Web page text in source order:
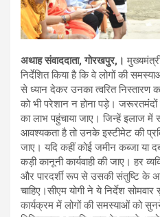
अथाह संवाददाता, गोरखपुर,।
निर्देशित किया है कि वे लोगों की
से ध्यान देकर उनका त्वरित निस्तारण
को भी परेशान न होना पड़े।
का लाभ पहुंचाया जाए। जिन्हें इलाज में
आवश्यकता है तो उनके इस्टीमेट की
जाए। यदि कहीं कोई जमीन कब्जा या
कड़ी कानूनी कार्यवाही की जाए। हर
और पारदर्शी रूप से उसकी संतुष्टि के
चाहिए।सीएम योगी ने ये निर्देश
कार्यक्रम में लोगों की समस्याओं को